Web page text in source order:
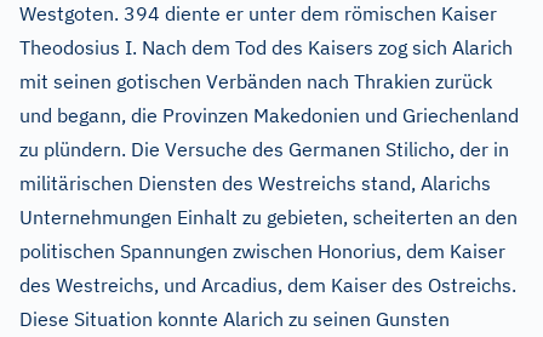
Westgoten. 394 diente er unter dem römischen Kaiser
Theodosius I. Nach dem Tod des Kaisers zog sich Alarich
mit seinen gotischen Verbänden nach Thrakien zurück
und begann, die Provinzen Makedonien und Griechenland
zu plündern. Die Versuche des Germanen Stilicho, der in
militärischen Diensten des Westreichs stand, Alarichs
Unternehmungen Einhalt zu gebieten, scheiterten an den
politischen Spannungen zwischen Honorius, dem Kaiser
des Westreichs, und Arcadius, dem Kaiser des Ostreichs.
Diese Situation konnte Alarich zu seinen Gunsten